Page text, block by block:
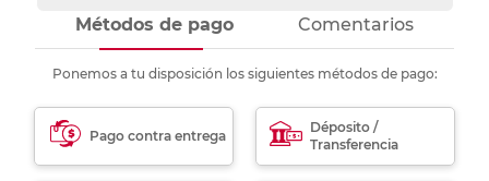
Métodos de pago Comentarios
Ponemos a tu disposición los siguientes métodos de pago:
Pago contra entrega
Déposito /
Transferencia